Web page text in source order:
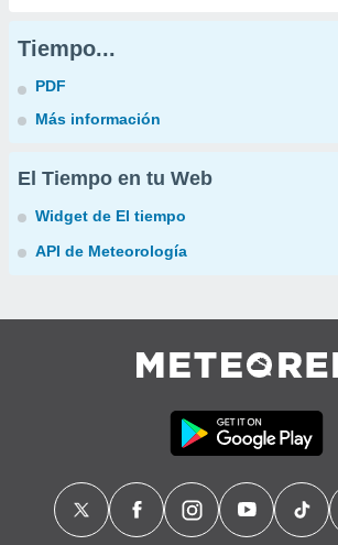
Tiempo...
PDF
Más información
El Tiempo en tu Web
Widget de El tiempo
API de Meteorología